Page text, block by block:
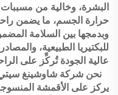
البشرة، وخالية من
حرارة الجسم، ما يضمن
وبدمجها بين السلامة
للبكتيريا الطبيعية،
عالية الجودة تُركِّز على
نحن شركة شاوشينغ سيتي
يركز على الأقمشة المنسوجة